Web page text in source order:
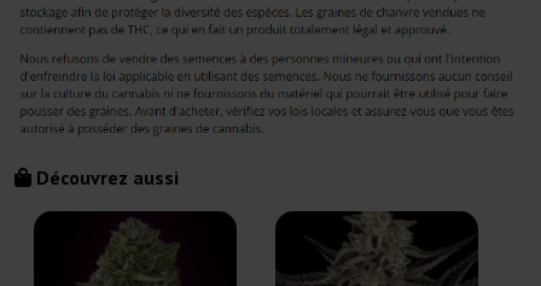
Découvrez aussi